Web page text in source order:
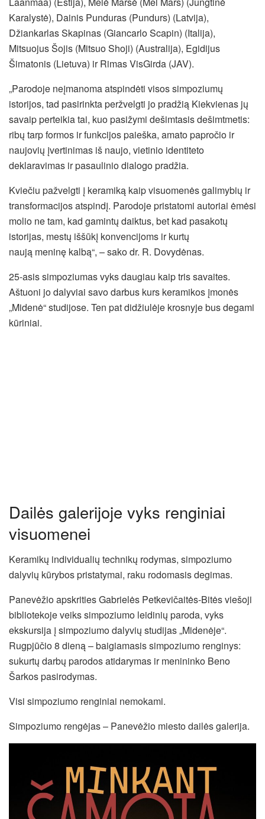
Karalystė), Dainis Punduras (Pundurs) (Latvija),
Džiankarlas Skapinas (Giancarlo Scapin) (Italija),
Mitsuojus Šojis (Mitsuo Shoji) (Australija), Egidijus
Šimatonis (Lietuva) ir Rimas VisGirda (JAV).
„Parodoje neįmanoma atspindėti visos simpoziumų
istorijos, tad pasirinkta peržvelgti jo pradžią Kiekvienas jų
savaip perteikia tai, kuo pasižymi dešimtasis dešimtmetis:
ribų tarp formos ir funkcijos paieška, amato papročio ir
naujovių įvertinimas iš naujo, vietinio identiteto
deklaravimas ir pasaulinio dialogo pradžia.
Kviečiu pažvelgti į keramiką kaip visuomenės galimybių ir
transformacijos atspindį. Parodoje pristatomi autoriai ėmėsi
molio ne tam, kad gamintų daiktus, bet kad pasakotų
istorijas, mestų iššūkį konvencijoms ir kurtų
naują meninę kalbą“, – sako dr. R. Dovydėnas.
25-asis simpoziumas vyks daugiau kaip tris savaites.
Aštuoni jo dalyviai savo darbus kurs keramikos įmonės
„Midenė“ studijose. Ten pat didžiulėje krosnyje bus degami
kūriniai.
Dailės galerijoje vyks renginiai
visuomenei
Keramikų individualių technikų rodymas, simpoziumo
dalyvių kūrybos pristatymai, raku rodomasis degimas.
Panevėžio apskrities Gabrielės Petkevičaitės-Bitės viešoji
bibliotekoje veiks simpoziumo leidinių paroda, vyks
ekskursija į simpoziumo dalyvių studijas „Midenėje“.
Rugpjūčio 8 dieną – baigiamasis simpoziumo renginys:
sukurtų darbų parodos atidarymas ir menininko Beno
Šarkos pasirodymas.
Visi simpoziumo renginiai nemokami.
Simpoziumo rengėjas – Panevėžio miesto dailės galerija.